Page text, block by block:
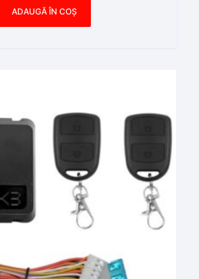
ADAUGĂ ÎN COȘ